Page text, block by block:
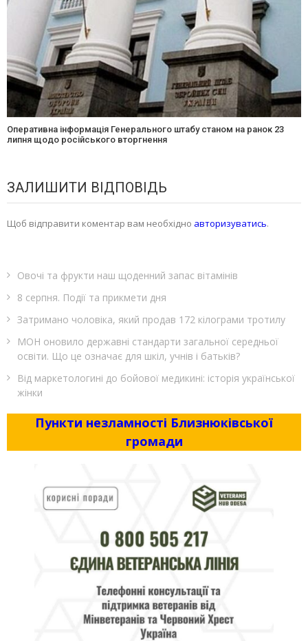
Оперативна інформація Генерального штабу станом на ранок 23
липня щодо російського вторгнення
ЗАЛИШИТИ ВІДПОВІДЬ
Щоб відправити коментар вам необхідно авторизуватись.
Овочі та фрукти наш щоденний запас вітамінів
8 серпня. Події та прикмети дня
Затримано чоловіка, який продав 172 кілограми тротилу
МОН оновило державні стандарти загальної середньої
освіти. Що це означає для шкіл, учнів і батьків?
Від маркетологині до бойової медикині: історія української
жінки
Пункти незламності Близнюківської
громади